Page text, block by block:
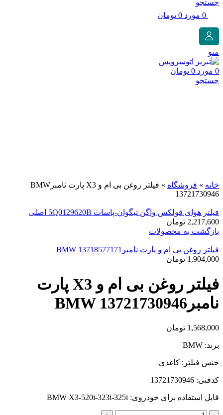
جستجو
0 مورد 0 تومان
منو
0 مورد 0 تومان
جستجو
خانه » فروشگاه »
فیلتر روغن بی ام و X3 پارت نامبرBMW
13721730946
فیلتر هوای فولکس واگن تیگوان-پاسات 5Q0129620B اصلی
2,217,600 تومان
بازگشت به محصولات
فیلتر روغن بی ام و پارت نامبرBMW 13718577171
1,904,000 تومان
فیلتر روغن بی ام و X3 پارت
نامبرBMW 13721730946
1,568,000 تومان
برند: BMW
جنس فیلتر: کاغذی
کدفنی: 13721730946
قابل استفاده برای خودروی: BMW X3-520i-323i-325i